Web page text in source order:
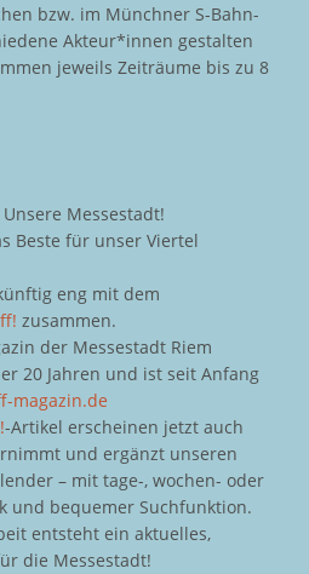
bzw. im Münchner S-Bahn-
Akteur*innen gestalten
jeweils Zeiträume bis zu 8
Messestadt!
Beste für unser Viertel
eng mit dem
zusammen.
der Messestadt Riem
20 Jahren und ist seit Anfang
magazin.de
-Artikel erscheinen jetzt auch
und ergänzt unseren
– mit tage-, wochen- oder
und bequemer Suchfunktion.
entsteht ein aktuelles,
die Messestadt!